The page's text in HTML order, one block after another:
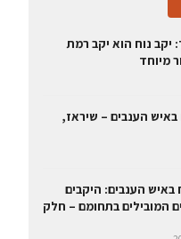
יקב נוח הוא יקב רמת
מיוחד
באיש הענבים – שיראז,
באיש הענבים: היקבים
המובילים בתחומם – חלק